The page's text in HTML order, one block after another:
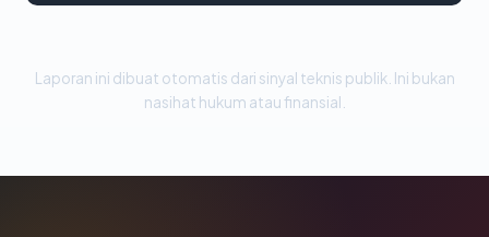
Laporan ini dibuat otomatis dari sinyal teknis publik. Ini bukan
nasihat hukum atau finansial.